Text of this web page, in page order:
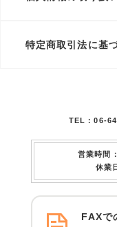
特定商取引法に基
TEL：06-
営業時間
休業
FAXで